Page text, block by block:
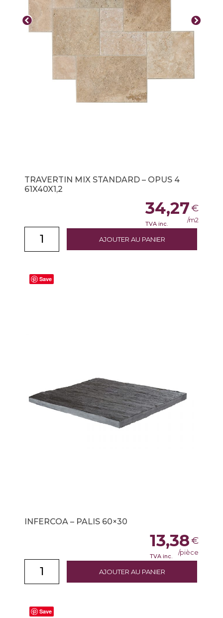
TRAVERTIN MIX STANDARD – OPUS 4
61X40X1,2
AJOUTER AU PANIER
34,27€
TVA inc. /m2
Save
INFERCOA – PALIS 60×30
AJOUTER AU PANIER
13,38€
TVA inc. /pièce
Save